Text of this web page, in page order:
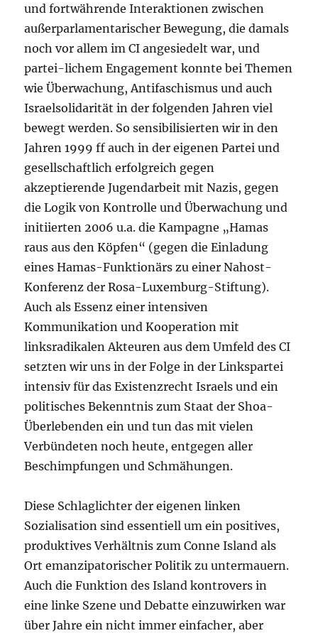
und fortwährende Interaktionen zwischen
außerparlamentarischer Bewegung, die damals
noch vor allem im CI angesiedelt war, und
partei-lichem Engagement konnte bei Themen
wie Überwachung, Antifaschismus und auch
Israelsolidarität in der folgenden Jahren viel
bewegt werden. So sensibilisierten wir in den
Jahren 1999 ff auch in der eigenen Partei und
gesellschaftlich erfolgreich gegen
akzeptierende Jugendarbeit mit Nazis, gegen
die Logik von Kontrolle und Überwachung und
initiierten 2006 u.a. die Kampagne „Hamas
raus aus den Köpfen“ (gegen die Einladung
eines Hamas-Funktionärs zu einer Nahost-
Konferenz der Rosa-Luxemburg-Stiftung).
Auch als Essenz einer intensiven
Kommunikation und Kooperation mit
linksradikalen Akteuren aus dem Umfeld des CI
setzten wir uns in der Folge in der Linkspartei
intensiv für das Existenzrecht Israels und ein
politisches Bekenntnis zum Staat der Shoa-
Überlebenden ein und tun das mit vielen
Verbündeten noch heute, entgegen aller
Beschimpfungen und Schmähungen.
Diese Schlaglichter der eigenen linken
Sozialisation sind essentiell um ein positives,
produktives Verhältnis zum Conne Island als
Ort emanzipatorischer Politik zu untermauern.
Auch die Funktion des Island kontrovers in
eine linke Szene und Debatte einzuwirken war
über Jahre ein nicht immer einfacher, aber